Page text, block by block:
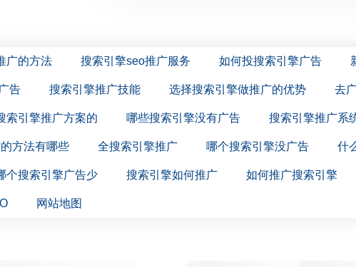
广的方法 搜索引擎seo推广服务 如何投搜索引擎广告
告 搜索引擎推广技能 选择搜索引擎做推广的优势 去
索引擎推广方案的 哪些搜索引擎没有广告 搜索引擎推广系
方法有哪些 全搜索引擎推广 哪个搜索引擎没广告 什
个搜索引擎广告少 搜索引擎如何推广 如何推广搜索引擎
网站地图